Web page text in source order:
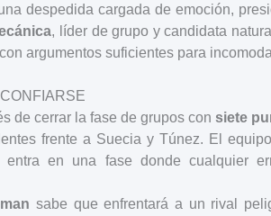
despedida cargada de emoción,
, líder de grupo y candidata
argumentos suficientes para
de cerrar la fase de grupos con siete
frente a Suecia y Túnez. El
en una fase donde cualquier
sabe que enfrentará a un rival